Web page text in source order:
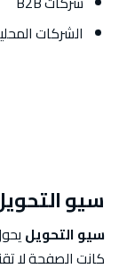
الشركات
سيو
سيو التحويل
كانت الصفحة لا